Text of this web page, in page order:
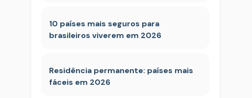
10 países mais seguros para
brasileiros viverem em 2026
Residência permanente: países mais
fáceis em 2026